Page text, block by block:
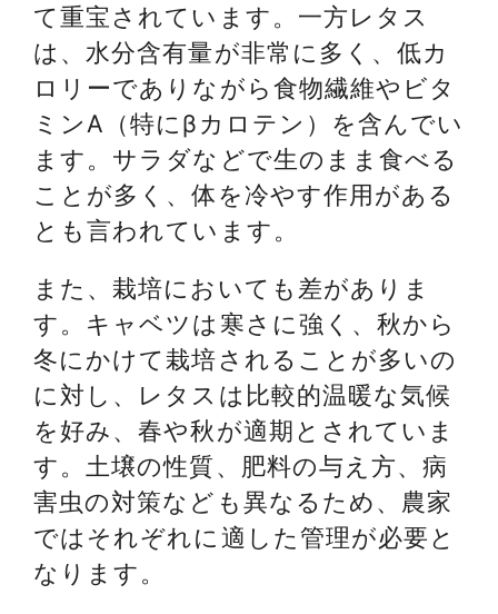
て重宝されています。一方レタス
は、水分含有量が非常に多く、低カ
ロリーでありながら食物繊維やビタ
ミンA（特にβカロテン）を含んでい
ます。サラダなどで生のまま食べる
ことが多く、体を冷やす作用がある
とも言われています。
また、栽培においても差がありま
す。キャベツは寒さに強く、秋から
冬にかけて栽培されることが多いの
に対し、レタスは比較的温暖な気候
を好み、春や秋が適期とされていま
す。土壌の性質、肥料の与え方、病
害虫の対策なども異なるため、農家
ではそれぞれに適した管理が必要と
なります。